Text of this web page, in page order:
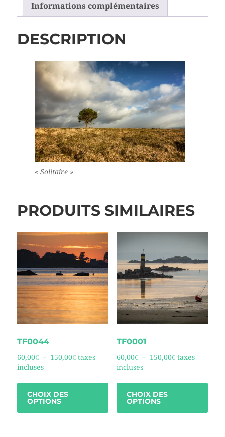
Informations complémentaires
DESCRIPTION
« Solitaire »
PRODUITS SIMILAIRES
TF0044
60,00€ – 150,00€ taxes
incluses
CHOIX DES
OPTIONS
TF0001
60,00€ – 150,00€ taxes
incluses
CHOIX DES
OPTIONS